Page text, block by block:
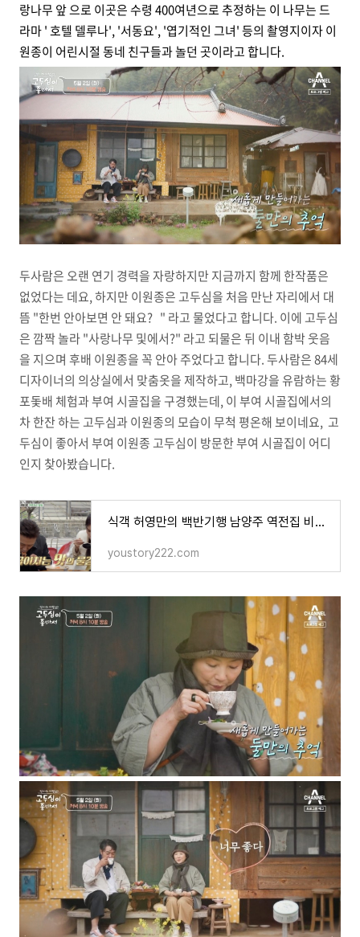
랑나무 앞 으로 이곳은 수령 400여년으로 추정하는 이 나무는 드
라마 ' 호텔 델루나', '서동요', '엽기적인 그녀' 등의 촬영지이자 이
원종이 어린시절 동네 친구들과 놀던 곳이라고 합니다.
두사람은 오랜 연기 경력을 자랑하지만 지금까지 함께 한작품은
없었다는 데요, 하지만 이원종은 고두심을 처음 만난 자리에서 대
뜸 "한번 안아보면 안 돼요? " 라고 물었다고 합니다. 이에 고두심
은 깜짝 놀라 "사랑나무 및에서?" 라고 되물은 뒤 이내 함박 웃음
을 지으며 후배 이원종을 꼭 안아 주었다고 합니다. 두사람은 84세
디자이너의 의상실에서 맞춤옷을 제작하고, 백마강을 유람하는 황
포돛배 체험과 부여 시골집을 구경했는데, 이 부여 시골집에서의
차 한잔 하는 고두심과 이원종의 모습이 무척 평온해 보이네요, 고
두심이 좋아서 부여 이원종 고두심이 방문한 부여 시골집이 어디
인지 찾아봤습니다.
식객 허영만의 백반기행 남양주 역전집 비빔국수 감자전 메밀전병 맛집 어디? 198회 진태현 박시
youstory222.com